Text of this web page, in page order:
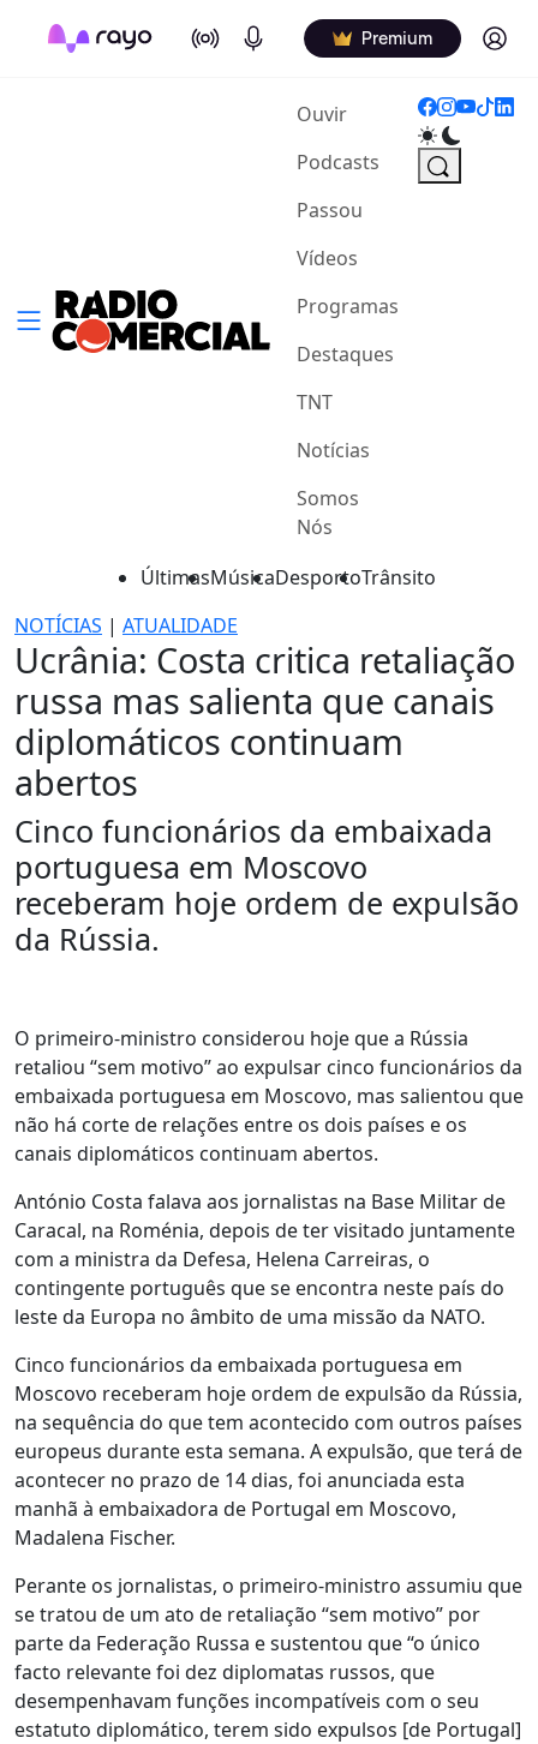
On Air Podcasts Premium Log in
Ouvir(current)
Podcasts
Passou
Vídeos
Programas
Destaques
TNT
Notícias
Somos
Nós
ÚltimasMúsicaDesportoTrânsito
NOTÍCIAS | ATUALIDADE
Ucrânia: Costa critica retaliação
russa mas salienta que canais
diplomáticos continuam
abertos
Cinco funcionários da embaixada
portuguesa em Moscovo
receberam hoje ordem de expulsão
da Rússia.
O primeiro-ministro considerou hoje que a Rússia
retaliou “sem motivo” ao expulsar cinco funcionários da
embaixada portuguesa em Moscovo, mas salientou que
não há corte de relações entre os dois países e os
canais diplomáticos continuam abertos.
António Costa falava aos jornalistas na Base Militar de
Caracal, na Roménia, depois de ter visitado juntamente
com a ministra da Defesa, Helena Carreiras, o
contingente português que se encontra neste país do
leste da Europa no âmbito de uma missão da NATO.
Cinco funcionários da embaixada portuguesa em
Moscovo receberam hoje ordem de expulsão da Rússia,
na sequência do que tem acontecido com outros países
europeus durante esta semana. A expulsão, que terá de
acontecer no prazo de 14 dias, foi anunciada esta
manhã à embaixadora de Portugal em Moscovo,
Madalena Fischer.
Perante os jornalistas, o primeiro-ministro assumiu que
se tratou de um ato de retaliação “sem motivo” por
parte da Federação Russa e sustentou que “o único
facto relevante foi dez diplomatas russos, que
desempenhavam funções incompatíveis com o seu
estatuto diplomático, terem sido expulsos [de Portugal]